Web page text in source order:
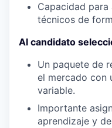
Capacidad
técnicos de
Al candidato
Un paquete de
el mercado con
variable.
Importante
aprendizaje y